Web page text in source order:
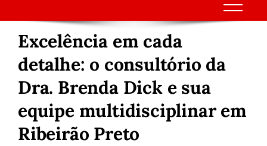
Excelência em cada
detalhe: o consultório da
Dra. Brenda Dick e sua
equipe multidisciplinar em
Ribeirão Preto